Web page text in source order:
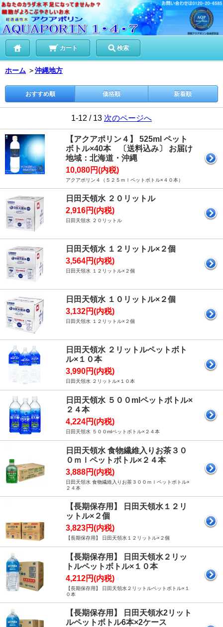
カート 検索
ホーム ＞沖縄地方
おすすめ順 価格順 新着順
1-12 / 13 次のページへ
【アクアポリン４】 525ml ペット
ボトル×40本 〔送料込み〕 お届け
地域：北海道・沖縄
10,080円(内税)
アクアポリン４（５２５ｍｌペットボトル×４０本）
日田天領水 ２０リットル
2,916円(内税)
日田天領水 ２０リットル
日田天領水 １２リットル×２個
3,564円(内税)
日田天領水 １２リットル×２個
日田天領水 １０リットル×２個
3,132円(内税)
日田天領水 １２リットル×２個
日田天領水 ２リットルペットボト
ル×１０本
3,990円(内税)
日田天領水 ２リットル×１０本
日田天領水 ５００mlペットボトル×
２４本
4,224円(内税)
日田天領水 ５００mlペットボトル×２４本
日田天領水 食物繊維入りお茶３０
０ｍｌペットボトル×２４本
3,888円(内税)
日田天領水 食物繊維入りお茶３００ｍｌペットボトル×
２４本
【長期保存用】 日田天領水１２リ
ットル×２個
3,823円(内税)
【長期保存用】 日田天領水１２リットル×２個
【長期保存用】 日田天領水２リッ
トルペットボトル×１０本
4,212円(内税)
【長期保存用】 日田天領水２リットルペットボトル×１
０本
【長期保存用】 日田天領水2リット
ルペットボトル6本×2ケース